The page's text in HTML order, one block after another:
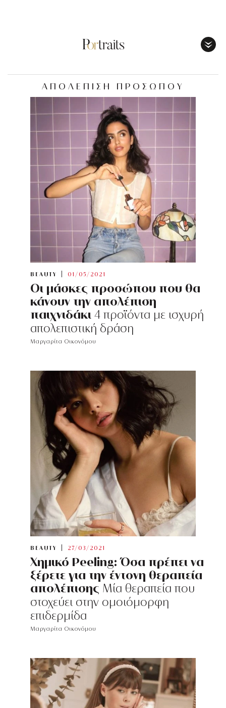
ΑΠΟΛΕΠΙΣΗ ΠΡΟΣΩΠΟΥ
BEAUTY 01/05/2021
Οι μάσκες προσώπου που θα
κάνουν την απολέπιση
παιχνιδάκι 4 προϊόντα με ισχυρή
απολεπιστική δράση
Μαργαρίτα Οικονόμου
BEAUTY 27/03/2021
Χημικό Peeling: Όσα πρέπει να
ξέρετε για την έντονη θεραπεία
απολέπισης Μία θεραπεία που
στοχεύει στην ομοιόμορφη
επιδερμίδα
Μαργαρίτα Οικονόμου